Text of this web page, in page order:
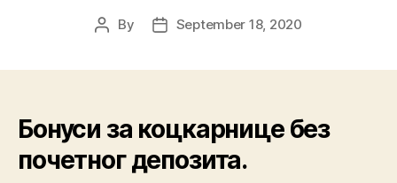
By September 18, 2020
Бонуси за коцкарнице без
почетног депозита.